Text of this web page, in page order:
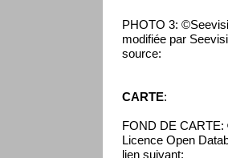
PHOTO 3:
modifiée par
source:
CARTE:
FOND DE
Licence Open
lien suivant: